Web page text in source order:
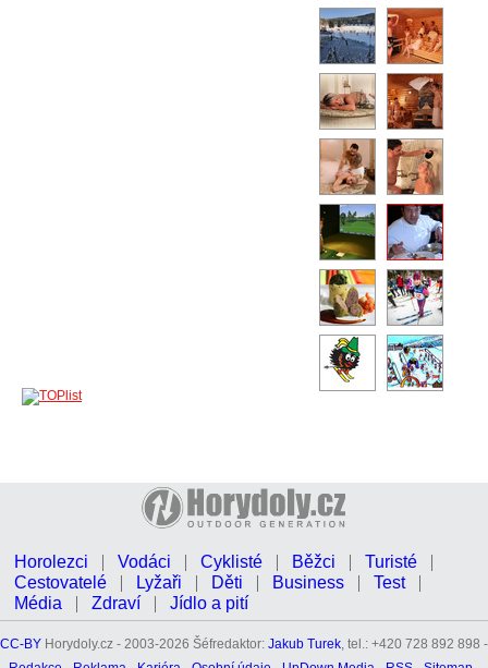
Horolezci Vodáci Cyklisté Běžci
Turisté
Cestovatelé
Lyžaři Děti Business
Test
Média
Zdraví Jídlo a pití
CC-BY Horydoly.cz - 2003-2026 Šéfredaktor: Jakub Turek, tel.: +420 728 892 898 -